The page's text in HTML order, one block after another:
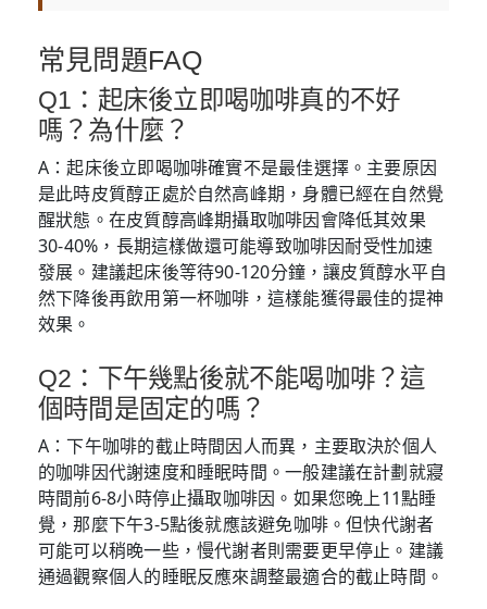
常見問題FAQ
Q1：起床後立即喝咖啡真的不好
嗎？為什麼？
A：起床後立即喝咖啡確實不是最佳選擇。主要原因
是此時皮質醇正處於自然高峰期，身體已經在自然覺
醒狀態。在皮質醇高峰期攝取咖啡因會降低其效果
30-40%，長期這樣做還可能導致咖啡因耐受性加速
發展。建議起床後等待90-120分鐘，讓皮質醇水平自
然下降後再飲用第一杯咖啡，這樣能獲得最佳的提神
效果。
Q2：下午幾點後就不能喝咖啡？這
個時間是固定的嗎？
A：下午咖啡的截止時間因人而異，主要取決於個人
的咖啡因代謝速度和睡眠時間。一般建議在計劃就寢
時間前6-8小時停止攝取咖啡因。如果您晚上11點睡
覺，那麼下午3-5點後就應該避免咖啡。但快代謝者
可能可以稍晚一些，慢代謝者則需要更早停止。建議
通過觀察個人的睡眠反應來調整最適合的截止時間。